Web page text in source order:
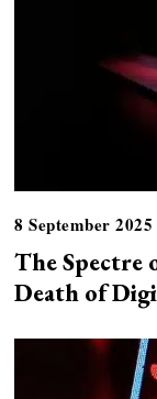
8 September 2025
The Spectre
Death of